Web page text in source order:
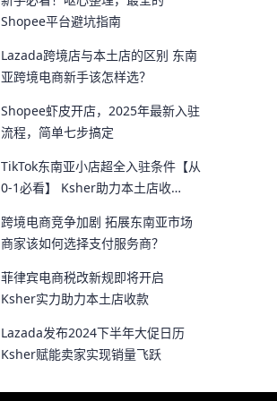
Shopee平台避坑指南
Lazada跨境店与本土店的区别 东南
亚跨境电商新手该怎样选？
Shopee虾皮开店，2025年最新入驻
流程，简单七步搞定
TikTok东南亚小店超全入驻条件【从
0-1必看】 Ksher助力本土店收
跨境电商竞争加剧 拓展东南亚市场
商家该如何选择支付服务商？
菲律宾电商税改新规即将开启
Ksher实力助力本土店收款
Lazada发布2024下半年大促日历
Ksher赋能卖家实现销量飞跃